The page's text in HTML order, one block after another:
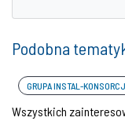
Podobna
GRUPA INSTAL-
Wszystkich